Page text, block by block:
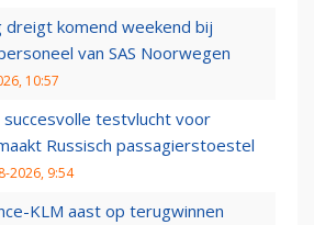
dreigt komend weekend bij
van SAS Noorwegen
10:57
testvlucht voor
Russisch passagierstoestel
2026, 9:54
KLM aast op terugwinnen